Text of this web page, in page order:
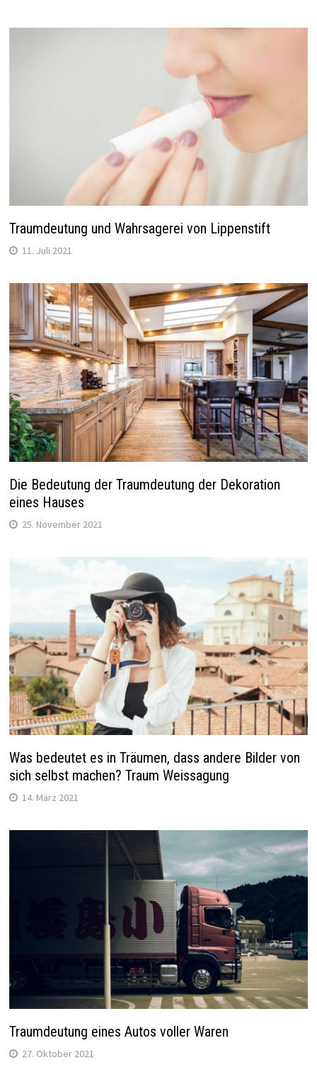
Traumdeutung und Wahrsagerei von Lippenstift
11. Juli 2021
Die Bedeutung der Traumdeutung der Dekoration
eines Hauses
25. November 2021
Was bedeutet es in Träumen, dass andere Bilder von
sich selbst machen? Traum Weissagung
14. März 2021
Traumdeutung eines Autos voller Waren
27. Oktober 2021